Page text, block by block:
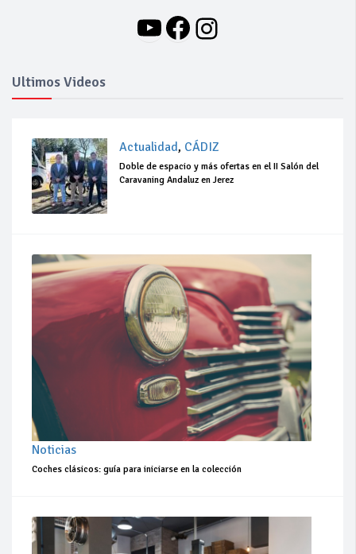
YouTube
Facebook
Instagram
Ultimos Videos
Actualidad, CÁDIZ
Doble de espacio y más ofertas en el II Salón del
Caravaning Andaluz en Jerez
Noticias
Coches clásicos: guía para iniciarse en la colección